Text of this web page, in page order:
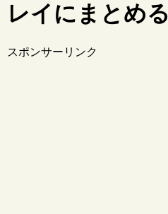
レイにまとめる
スポンサーリンク